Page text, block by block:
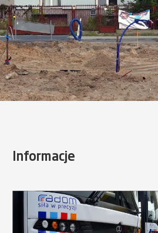
Informacje